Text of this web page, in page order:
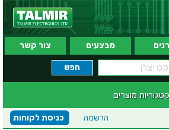
מבצעים צור קשר
קטגוריות מוצרים
כניסת לקוחות הרשמה